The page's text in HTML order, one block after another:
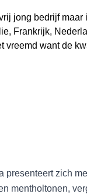
jong bedrijf
Frankrijk,
vreemd want de
presenteert zich
mentholtonen,